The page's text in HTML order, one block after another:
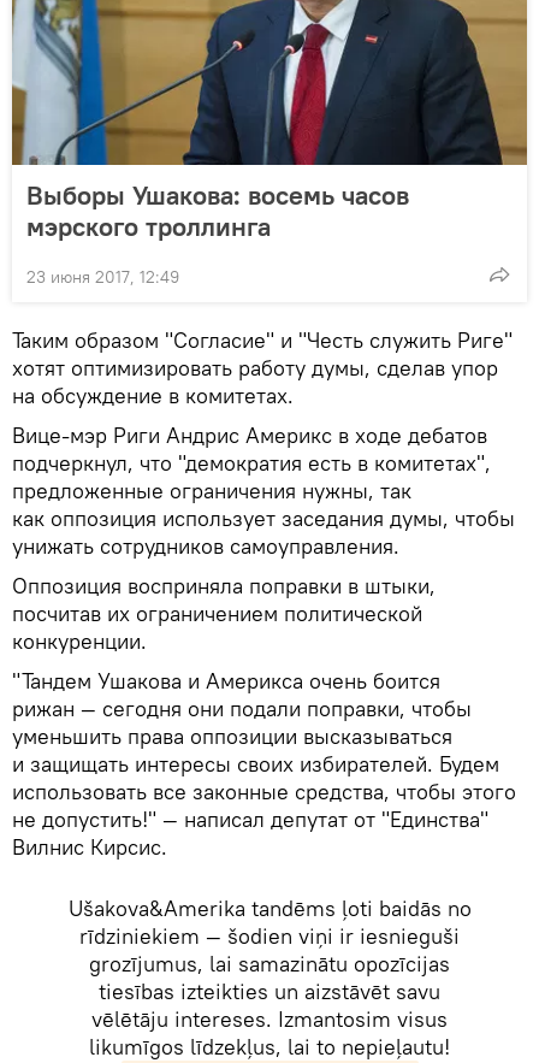
Выборы Ушакова: восемь часов
мэрского троллинга
23 июня 2017, 12:49
Таким образом "Согласие" и "Честь служить Риге"
хотят оптимизировать работу думы, сделав упор
на обсуждение в комитетах.
Вице-мэр Риги Андрис Америкс в ходе дебатов
подчеркнул, что "демократия есть в комитетах",
предложенные ограничения нужны, так
как оппозиция использует заседания думы, чтобы
унижать сотрудников самоуправления.
Оппозиция восприняла поправки в штыки,
посчитав их ограничением политической
конкуренции.
"Тандем Ушакова и Америкса очень боится
рижан — сегодня они подали поправки, чтобы
уменьшить права оппозиции высказываться
и защищать интересы своих избирателей. Будем
использовать все законные средства, чтобы этого
не допустить!" — написал депутат от "Единства"
Вилнис Кирсис.
Ušakova&Amerika tandēms ļoti baidās no
rīdziniekiem — šodien viņi ir iesnieguši
grozījumus, lai samazinātu opozīcijas
tiesības izteikties un aizstāvēt savu
vēlētāju intereses. Izmantosim visus
likumīgos līdzekļus, lai to nepieļautu!